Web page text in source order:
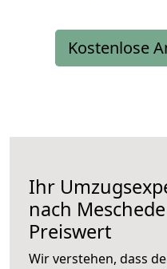
Kostenlose
Ihr
nach Meschede
Preiswert
Wir verstehen, dass